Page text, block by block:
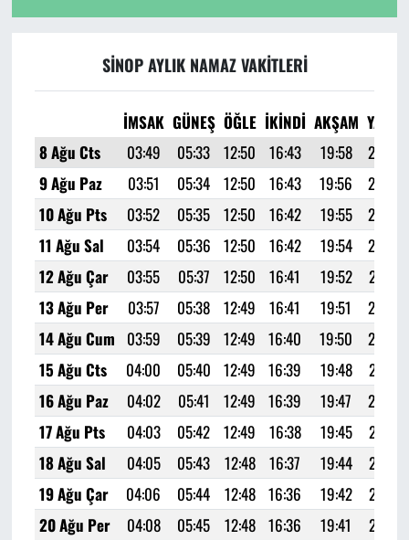
SINOP AYLIK NAMAZ VAKITLERI
İMSAK GÜNEŞ ÖĞLE İKINDI AKŞAM YATSI
8 Ağu Cts
03:49 05:33 12:50 16:43 19:58
21:34
9 Ağu Paz
03:51 05:34 12:50 16:43 19:56
21:32
10 Ağu Pts
03:52 05:35 12:50 16:42 19:55
21:30
11 Ağu Sal
03:54 05:36 12:50 16:42 19:54
21:28
12 Ağu Çar
03:55 05:37 12:50 16:41 19:52
21:27
13 Ağu Per
03:57 05:38 12:49 16:41 19:51
21:25
14 Ağu Cum 03:59 05:39 12:49 16:40 19:50
21:23
15 Ağu Cts
04:00 05:40 12:49 16:39 19:48
21:21
16 Ağu Paz
04:02 05:41 12:49 16:39 19:47
21:19
17 Ağu Pts
04:03 05:42 12:49 16:38 19:45
21:17
18 Ağu Sal
04:05 05:43 12:48 16:37 19:44
21:15
19 Ağu Çar
04:06 05:44 12:48 16:36 19:42
21:13
20 Ağu Per
04:08 05:45 12:48 16:36 19:41
21:11